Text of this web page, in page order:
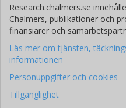
Research.chalmers.se
Chalmers, publikationer och
finansiärer och
Läs mer om tjänsten,
informationen
Personuppgifter och cookies
Tillgänglighet